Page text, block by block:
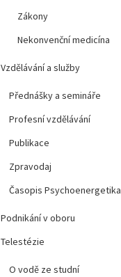
Zákony
Nekonvenční medicína
Vzdělávání a služby
Přednášky a semináře
Profesní vzdělávání
Publikace
Zpravodaj
Časopis Psychoenergetika
Podnikání v oboru
Telestézie
O vodě ze studní